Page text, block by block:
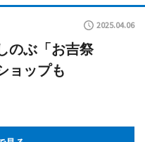
2025.04.06
のぶ「お吉祭
ョップも